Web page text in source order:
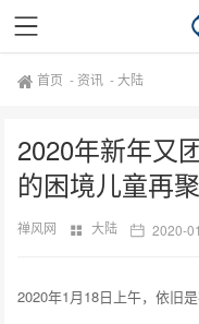
首页 - 资讯 -大陆
2020年新年又
的困境儿童再
禅风网 大陆 2020-
2020年1月18日上午，依旧